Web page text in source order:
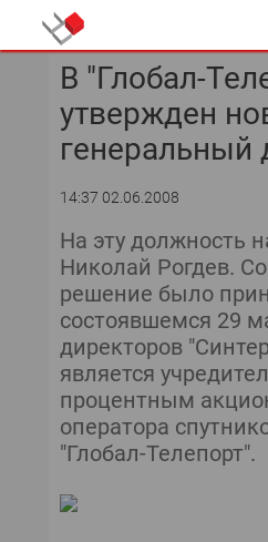
В "Глобал-
утвержден
генеральный
14:37 02.06.2008
На эту должность
Николай Рогдев.
решение было
состоявшемся 29
директоров
является
процентным
оператора
"Глобал-Телепорт".